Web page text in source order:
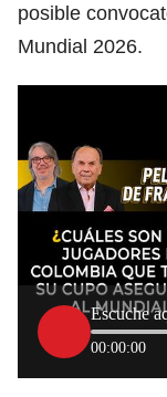
posible
Mundial 2026.
00:00:00